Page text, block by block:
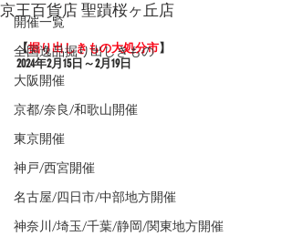
開催一覧
全国逸品掘り出しきもの
大阪開催
京都/奈良/和歌山開催
東京開催
神戸/西宮開催
名古屋/四日市/中部地方開催
神奈川/埼玉/千葉/静岡/関東地方開催
京王百貨店 聖蹟桜ヶ丘店
【掘り出しきもの大処分市】
2024年2月15日～2月19日